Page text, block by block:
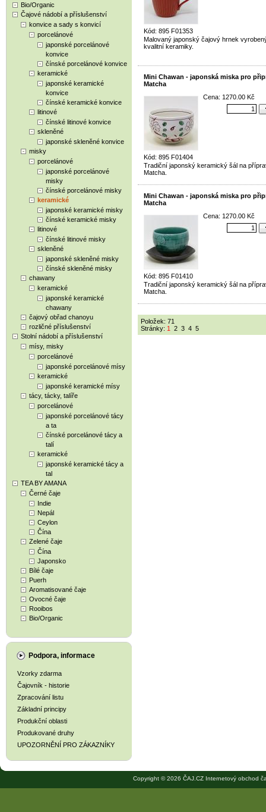
Bio/Organic
Čajové nádobí a příslušenství
konvice a sady s konvicí
porcelánové
japonské porcelánové
konvice
čínské porcelánové konvice
keramické
japonské keramické
konvice
čínské keramické konvice
litinové
čínské litinové konvice
skleněné
japonské skleněné konvice
misky
porcelánové
japonské porcelánové
misky
čínské porcelánové misky
keramické
japonské keramické misky
čínské keramické misky
litinové
čínské litinové misky
skleněné
japonské skleněné misky
čínské skleněné misky
chawany
keramické
japonské keramické
chawany
čajový obřad chanoyu
rozličné příslušenství
Stolní nádobí a příslušenství
mísy, misky
porcelánové
japonské porcelánové mísy
keramické
japonské keramické mísy
tácy, tácky, talíře
porcelánové
japonské porcelánové tácy
a ta
čínské porcelánové tácy a
talí
keramické
japonské keramické tácy a
tal
TEA BY AMANA
Černé čaje
Indie
Nepál
Ceylon
Čína
Zelené čaje
Čína
Japonsko
Bílé čaje
Puerh
Aromatisované čaje
Ovocné čaje
Rooibos
Bio/Organic
Podpora, informace
Vzorky zdarma
Čajovník - historie
Zpracování listu
Základní principy
Produkční oblasti
Produkované druhy
UPOZORNĚNÍ PRO ZÁKAZNÍKY
Kód: 895 F01353
Malovaný japonský čajový hrnek
kvalitní keramiky.
Mini Chawan - japonská miska pro
Matcha
Kód: 895 F01404
Cena: 1270.00 Kč
Tradiční japonský keramický šál na
Matcha.
Mini Chawan - japonská miska pro
Matcha
Kód: 895 F01410
Cena: 1270.00 Kč
Tradiční japonský keramický šál na
Matcha.
Položek: 71
Stránky: 1 2 3 4 5
Copyright © 2026 ČAJ.CZ Internetový obchod